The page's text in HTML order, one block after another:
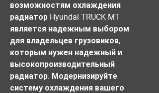
возможностям охлаждения
радиатор Hyundai TRUCK MT
является надежным выбором
для владельцев грузовиков,
которым нужен надежный и
высокопроизводительный
радиатор. Модернизируйте
систему охлаждения вашего